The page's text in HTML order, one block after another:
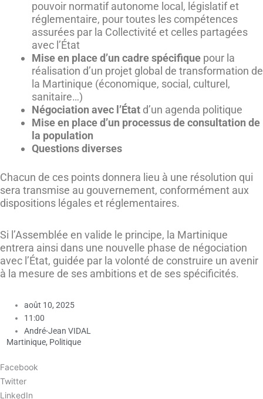
pouvoir normatif autonome local, législatif et
réglementaire, pour toutes les compétences
assurées par la Collectivité et celles partagées
avec l’État
Mise en place d’un cadre spécifique pour la
réalisation d’un projet global de transformation de
la Martinique (économique, social, culturel,
sanitaire…)
Négociation avec l’État d’un agenda politique
Mise en place d’un processus de consultation de
la population
Questions diverses
Chacun de ces points donnera lieu à une résolution qui
sera transmise au gouvernement, conformément aux
dispositions légales et réglementaires.
Si l’Assemblée en valide le principe, la Martinique
entrera ainsi dans une nouvelle phase de négociation
avec l’État, guidée par la volonté de construire un avenir
à la mesure de ses ambitions et de ses spécificités.
août 10, 2025
11:00
André-Jean VIDAL
Martinique, Politique
Facebook
Twitter
LinkedIn